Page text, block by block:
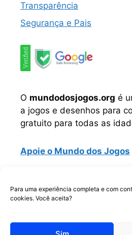
Para uma experiência completa e com
cookies. Você aceita?
Transparência
Segurança e Pais
O mundodosjogos.org é
a jogos e desenhos para
gratuito para todas as
Apoie o Mundo dos Jogos
Telegram WhatsApp
Copyrigth © Todos os